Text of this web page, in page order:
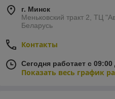
г. Минск
Меньковский тракт 2, ТЦ
Беларусь
Контакты
Сегодня работает с 09:00
Показать весь график